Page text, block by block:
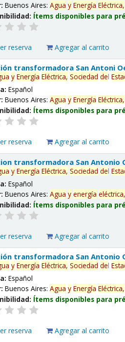
Buenos Aires:Agua y Energía Eléctrica,
Ítems disponibles para
reserva Agregar al carrito
transformadora San Antoni
y Energía Eléctrica, Sociedad del
Español
Buenos Aires:Agua y Energía Eléctrica,
Ítems disponibles para
reserva Agregar al carrito
transformadora San Antonio
y Energía Eléctrica, Sociedad del
Español
Buenos Aires:Agua y energía eléctrica,
Ítems disponibles para
reserva Agregar al carrito
transformadora San Antonio
y Energía Eléctrica, Sociedad del
Español
Buenos Aires:Agua y Energía Eléctrica,
Ítems disponibles para
reserva Agregar al carrito